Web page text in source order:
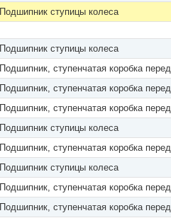
Подшипник ступицы колеса
Подшипник ступицы колеса
Подшипник, ступенчатая коробка
Подшипник, ступенчатая коробка
Подшипник, ступенчатая коробка
Подшипник ступицы колеса
Подшипник, ступенчатая коробка
Подшипник ступицы колеса
Подшипник, ступенчатая коробка
Подшипник, ступенчатая коробка